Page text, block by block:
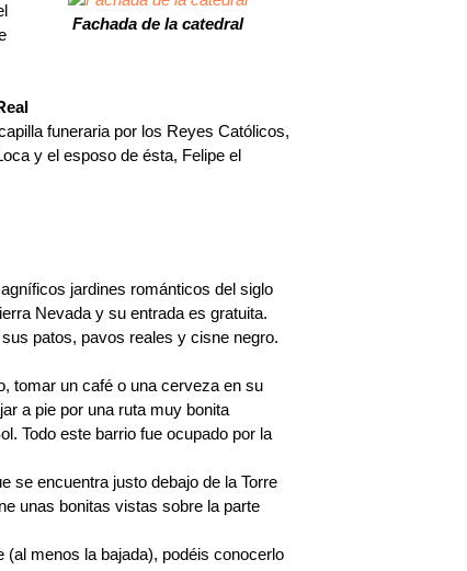
Fachada de la catedral
funeraria por los Reyes Católicos,
y el esposo de ésta, Felipe el
jardines románticos del siglo
Nevada y su entrada es gratuita.
patos, pavos reales y cisne negro.
tomar un café o una cerveza en su
a pie por una ruta muy bonita
Todo este barrio fue ocupado por la
se encuentra justo debajo de la Torre
unas bonitas vistas sobre la parte
menos la bajada), podéis conocerlo